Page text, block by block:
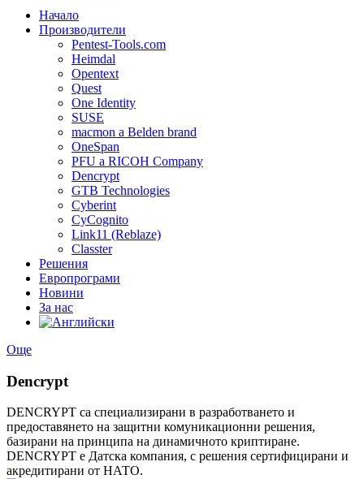
Начало
Производители
Pentest-Tools.com
Heimdal
Opentext
Quest
One Identity
SUSE
macmon a Belden brand
OneSpan
PFU a RICOH Company
Dencrypt
GTB Technologies
Cyberint
CyCognito
Link11 (Reblaze)
Classter
Решения
Европрограми
Новини
За нас
Още
Dencrypt
DENCRYPT са специализирани в разработването и
предоставянето на защитни комуникационни решения,
базирани на принципа на динамичното криптиране.
DENCRYPT е Датска компания, с решения сертифицирани и
акредитирани от НАТО.